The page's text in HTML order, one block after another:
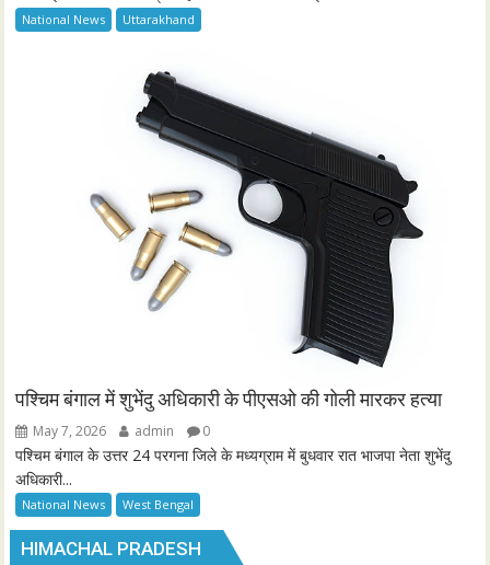
National News Uttarakhand
पश्चिम बंगाल में शुभेंदु अधिकारी के पीएसओ की गोली मारकर हत्या
May 7, 2026 admin 0
पश्चिम बंगाल के उत्तर 24 परगना जिले के मध्यग्राम में बुधवार रात भाजपा नेता शुभेंदु
अधिकारी...
National News West Bengal
HIMACHAL PRADESH